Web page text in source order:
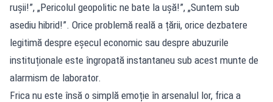
rușii!”, „Pericolul geopolitic ne bate la ușă!”, „Suntem sub
asediu hibrid!”. Orice problemă reală a țării, orice dezbatere
legitimă despre eșecul economic sau despre abuzurile
instituționale este îngropată instantaneu sub acest munte de
alarmism de laborator.
Frica nu este însă o simplă emoție în arsenalul lor, frica a